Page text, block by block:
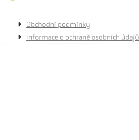
Obchodní podmínky
Informace o ochraně osobních údajů